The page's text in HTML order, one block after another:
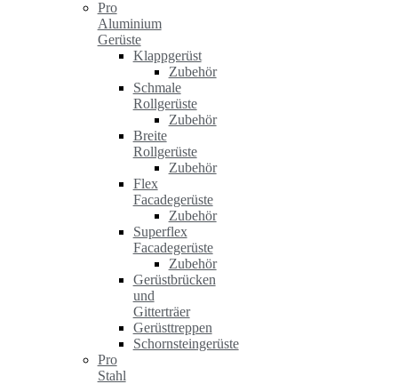
Pro
Aluminium
Gerüste
Klappgerüst
Zubehör
Schmale
Rollgerüste
Zubehör
Breite
Rollgerüste
Zubehör
Flex
Facadegerüste
Zubehör
Superflex
Facadegerüste
Zubehör
Gerüstbrücken
und
Gitterträer
Gerüsttreppen
Schornsteingerüste
Pro
Stahl